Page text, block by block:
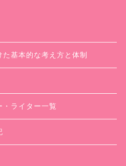
基本的な考え方と体制
・ライター一覧